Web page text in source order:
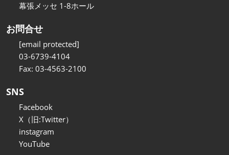
幕張メッセ 1-8ホール
お問合せ
[email protected]
03-6739-4104
Fax: 03-4563-2100
SNS
Facebook
X（旧:Twitter）
instagram
YouTube